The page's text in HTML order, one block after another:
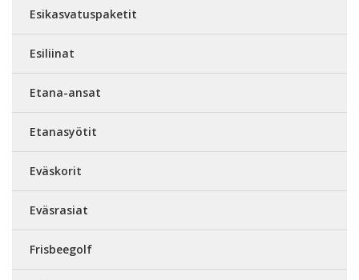
Esikasvatuspaketit
Esiliinat
Etana-ansat
Etanasyötit
Eväskorit
Eväsrasiat
Frisbeegolf